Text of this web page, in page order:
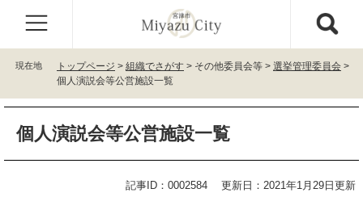
で
ば
本
現在地 トップページ > 組織でさがす > その他委員会等 > 選挙管理委員会 >
個人演説会等公営施設一覧
個人演説会等公営施設一覧
記事ID：0002584 更新日：2021年1月29日更新